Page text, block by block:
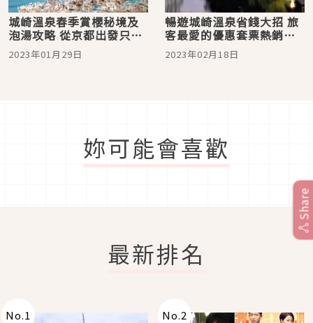
城崎溫泉春季賞櫻秘境及
泡湯攻略 從京都出發只要
2.5小時 集合台人旅日最愛
兩大元素！
2023年01月29日
暢遊城崎溫泉省錢大招 旅
客最愛的優惠套票熱銷中
於溫泉小鎮來場美食及文
化的邂逅之旅
2023年02月18日
妳可能會喜歡
最新排名
No.1 No.2
Share